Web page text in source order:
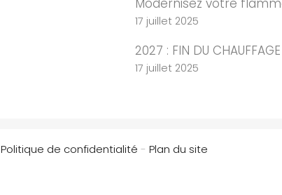
Modernisez votre
17 juillet 2025
2027 : FIN DU
17 juillet 2025
Politique de confidentialité - Plan du site